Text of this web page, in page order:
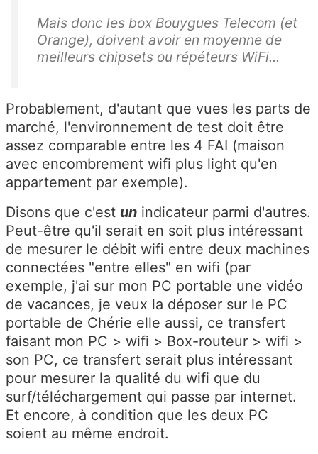
Mais donc les box Bouygues Telecom (et
Orange), doivent avoir en moyenne de
meilleurs chipsets ou répéteurs WiFi...
Probablement, d'autant que vues les parts de
marché, l'environnement de test doit être
assez comparable entre les 4 FAI (maison
avec encombrement wifi plus light qu'en
appartement par exemple).
Disons que c'est un indicateur parmi d'autres.
Peut-être qu'il serait en soit plus intéressant
de mesurer le débit wifi entre deux machines
connectées "entre elles" en wifi (par
exemple, j'ai sur mon PC portable une vidéo
de vacances, je veux la déposer sur le PC
portable de Chérie elle aussi, ce transfert
faisant mon PC > wifi > Box-routeur > wifi >
son PC, ce transfert serait plus intéressant
pour mesurer la qualité du wifi que du
surf/téléchargement qui passe par internet.
Et encore, à condition que les deux PC
soient au même endroit.